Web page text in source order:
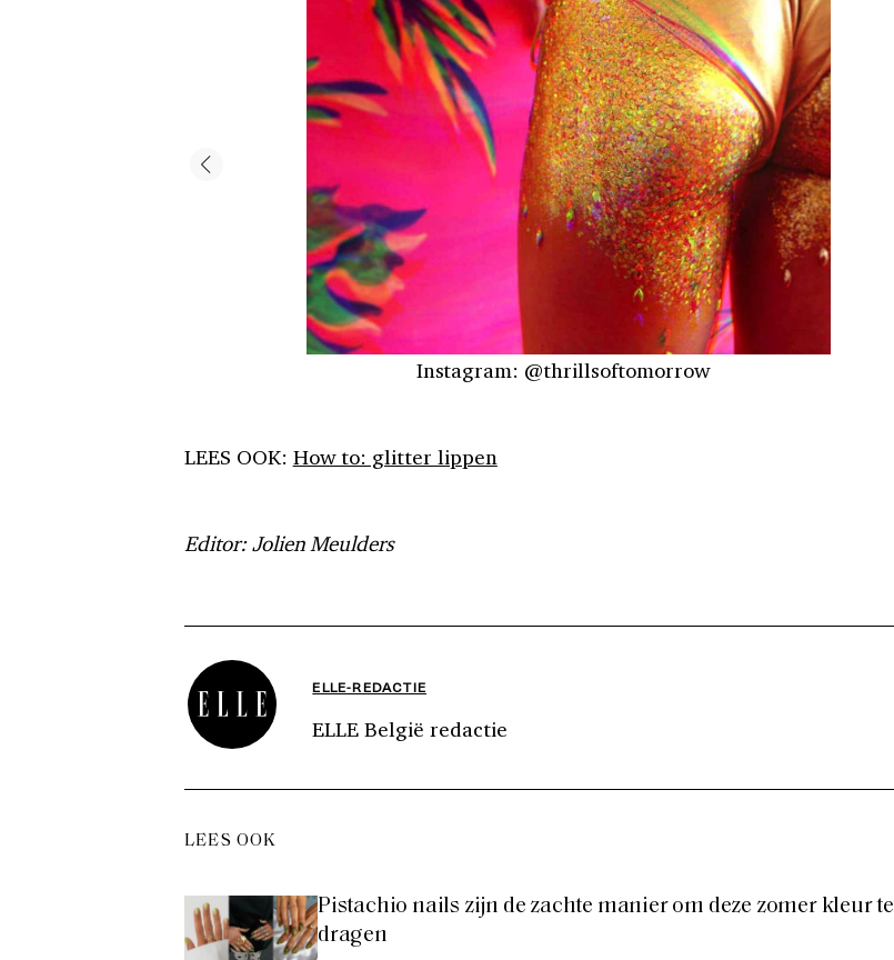
Instagram: @thrillsoftomorrow
LEES OOK: How to: glitter lippen
Editor: Jolien Meulders
ELLE-REDACTIE
ELLE België redactie
LEES OOK
Pistachio nails zijn de zachte manier om deze zomer kleur te
dragen